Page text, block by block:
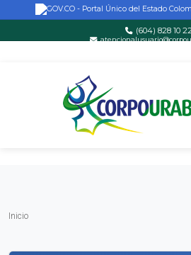
Saltar al contenido principal
(604) 828 10
Inicio